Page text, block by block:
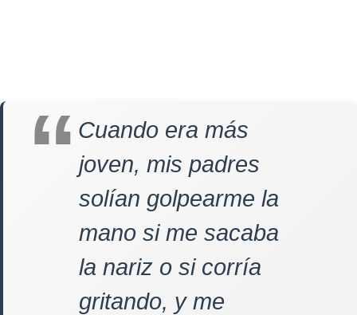
Cuando era más
joven, mis padres
solían golpearme la
mano si me sacaba
la nariz o si corría
gritando, y me